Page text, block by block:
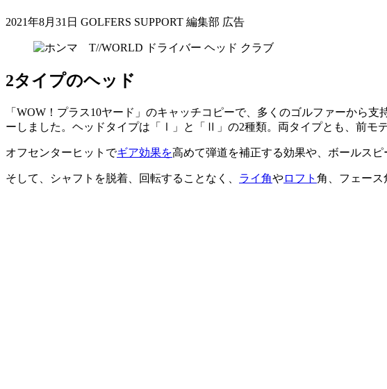
2021年8月31日 GOLFERS SUPPORT 編集部 広告
クラブ
2タイプのヘッド
「WOW！プラス10ヤード」のキャッチコピーで、多くのゴルファーから
ーしました。ヘッドタイプは「Ⅰ」と「Ⅱ」の2種類。両タイプとも、前モ
オフセンターヒットでギア効果を高めて弾道を補正する効果や、ボールス
そして、シャフトを脱着、回転することなく、 ライ角やロフト 角、フェース